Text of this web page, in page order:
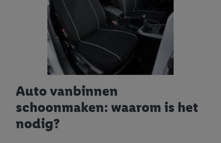
Auto vanbinnen
schoonmaken: waarom is het
nodig?